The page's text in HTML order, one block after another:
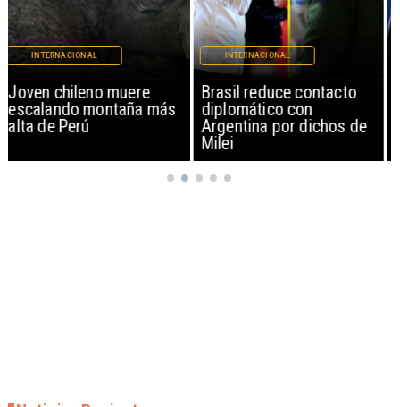
Brasil reduce contacto
diplomático con
Argentina por dichos de
INTERNACIONAL
China restringe
exportación de drones a
EEUU y sanciona
empresas
INTERNACIONAL